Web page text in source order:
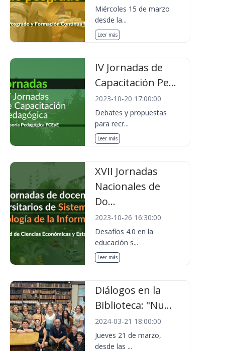
Miércoles 15 de marzo
desde la...
Leer más
IV Jornadas de
Capacitación Pe...
2023-10-20 17:00:00
Debates y propuestas
para recr...
Leer más
XVII Jornadas
Nacionales de
Do...
2023-10-26 16:30:00
Desafíos 4.0 en la
educación s...
Leer más
Diálogos en la
Biblioteca: "Nu...
2024-03-21 18:00:00
Jueves 21 de marzo,
desde las ...